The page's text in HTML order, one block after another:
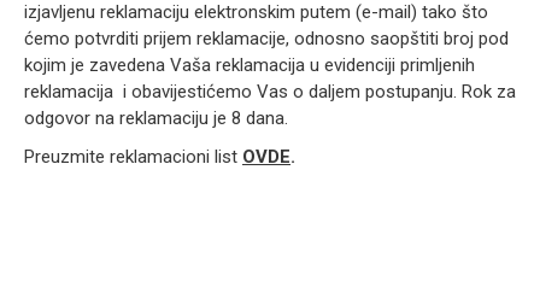
izjavljenu reklamaciju elektronskim putem (e-mail) tako što
ćemo potvrditi prijem reklamacije, odnosno saopštiti broj pod
kojim je zavedena Vaša reklamacija u evidenciji primljenih
reklamacija i obavijestićemo Vas o daljem postupanju. Rok za
odgovor na reklamaciju je 8 dana.
Preuzmite reklamacioni list OVDE.